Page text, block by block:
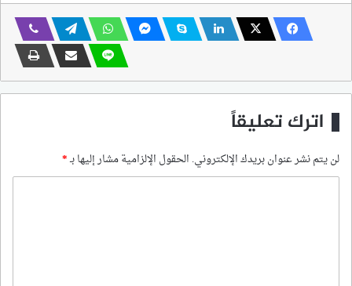
اترك تعليقاً
لن يتم نشر عنوان بريدك الإلكتروني. الحقول الإلزامية مشار إليها بـ*